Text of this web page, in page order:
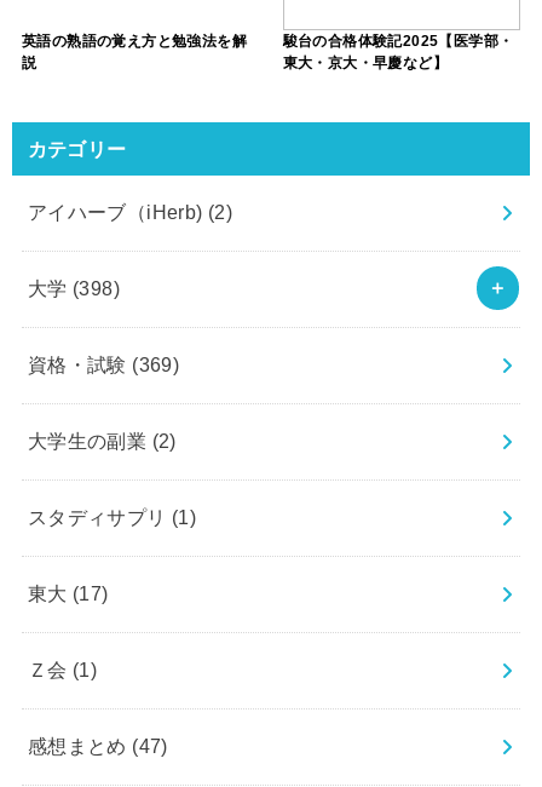
英語の熟語の覚え方と勉強法を解
説
駿台の合格体験記2025【医学部・
東大・京大・早慶など】
カテゴリー
アイハーブ（iHerb) (2)
大学 (398)
資格・試験 (369)
大学生の副業 (2)
スタディサプリ (1)
東大 (17)
Ｚ会 (1)
感想まとめ (47)